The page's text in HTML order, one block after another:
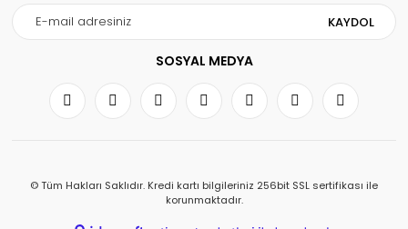
KAYDOL
SOSYAL MEDYA
© Tüm Hakları Saklıdır. Kredi kartı bilgileriniz 256bit SSL sertifikası ile
korunmaktadır.